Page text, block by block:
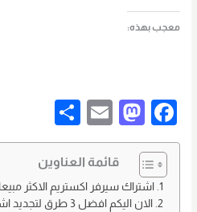
معجب بهذه:
F
a
c
e
M
a
st
o
E
m
ail
h
ar
e
قائمة العناوين
اشتراك سيرفر اكستريم الاكثر
الان اليكم افضل 3 طرق لتجديد اشتراك سيرفر اكستريم ؟ ..